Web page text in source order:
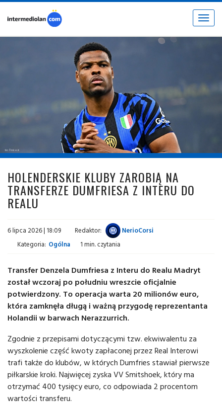
Toggle
fot. © inter.it
HOLENDERSKIE KLUBY ZAROBIĄ NA
TRANSFERZE DUMFRIESA Z INTERU DO
REALU
6 lipca 2026 | 18:09 Redaktor:
NerioCorsi
Kategoria: Ogólna 1 min. czytania
Transfer Denzela Dumfriesa z Interu do Realu Madryt
został wczoraj po południu wreszcie oficjalnie
potwierdzony. To operacja warta 20 milionów euro,
która zamknęła długą i ważną przygodę reprezentanta
Holandii w barwach Nerazzurrich.
Zgodnie z przepisami dotyczącymi tzw. ekwiwalentu za
wyszkolenie część kwoty zapłaconej przez Real Interowi
trafi także do klubów, w których Dumfries stawiał pierwsze
piłkarskie kroki. Najwięcej zyska VV Smitshoek, który ma
otrzymać 400 tysięcy euro, co odpowiada 2 procentom
wartości transferu.